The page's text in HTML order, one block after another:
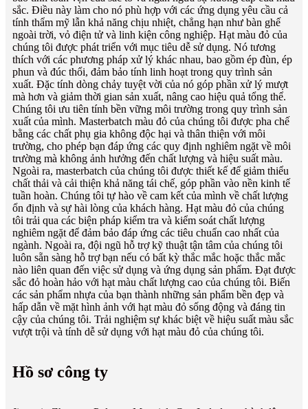
sắc. Điều này làm cho nó phù hợp với các ứng dụng yêu cầu cả
tính thẩm mỹ lẫn khả năng chịu nhiệt, chẳng hạn như bàn ghế
ngoài trời, vỏ điện tử và linh kiện công nghiệp. Hạt màu đỏ của
chúng tôi được phát triển với mục tiêu dễ sử dụng. Nó tương
thích với các phương pháp xử lý khác nhau, bao gồm ép đùn, ép
phun và đúc thổi, đảm bảo tính linh hoạt trong quy trình sản
xuất. Đặc tính dòng chảy tuyệt vời của nó góp phần xử lý mượt
mà hơn và giảm thời gian sản xuất, nâng cao hiệu quả tổng thể.
Chúng tôi ưu tiên tính bền vững môi trường trong quy trình sản
xuất của mình. Masterbatch màu đỏ của chúng tôi được pha chế
bằng các chất phụ gia không độc hại và thân thiện với môi
trường, cho phép bạn đáp ứng các quy định nghiêm ngặt về môi
trường mà không ảnh hưởng đến chất lượng và hiệu suất màu.
Ngoài ra, masterbatch của chúng tôi được thiết kế để giảm thiểu
chất thải và cải thiện khả năng tái chế, góp phần vào nền kinh tế
tuần hoàn. Chúng tôi tự hào về cam kết của mình về chất lượng
ổn định và sự hài lòng của khách hàng. Hạt màu đỏ của chúng
tôi trải qua các biện pháp kiểm tra và kiểm soát chất lượng
nghiêm ngặt để đảm bảo đáp ứng các tiêu chuẩn cao nhất của
ngành. Ngoài ra, đội ngũ hỗ trợ kỹ thuật tận tâm của chúng tôi
luôn sẵn sàng hỗ trợ bạn nếu có bất kỳ thắc mắc hoặc thắc mắc
nào liên quan đến việc sử dụng và ứng dụng sản phẩm. Đạt được
sắc đỏ hoàn hảo với hạt màu chất lượng cao của chúng tôi. Biến
các sản phẩm nhựa của bạn thành những sản phẩm bền đẹp và
hấp dẫn về mặt hình ảnh với hạt màu đỏ sống động và đáng tin
cậy của chúng tôi. Trải nghiệm sự khác biệt về hiệu suất màu sắc
vượt trội và tính dễ sử dụng với hạt màu đỏ của chúng tôi.
Hồ sơ công ty